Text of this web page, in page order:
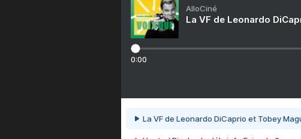
AlloCiné
La VF de Leonardo
0:00
La VF de Leonardo DiCaprio et Tobey